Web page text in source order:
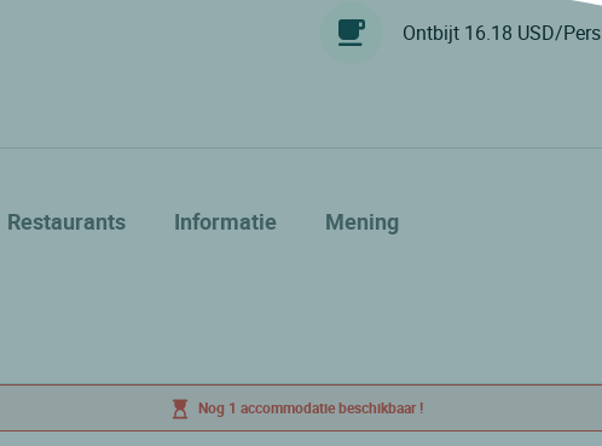
Ontbijt 16.18 USD/Pers
Restaurants Informatie Mening
Nog 1 accommodatie beschikbaar !